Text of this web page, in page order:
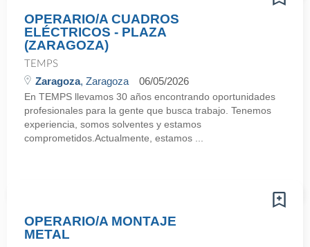
OPERARIO/A CUADROS
ELÉCTRICOS - PLAZA
(ZARAGOZA)
TEMPS
Zaragoza, Zaragoza 06/05/2026
En TEMPS llevamos 30 años encontrando oportunidades
profesionales para la gente que busca trabajo. Tenemos
experiencia, somos solventes y estamos
comprometidos.Actualmente, estamos ...
OPERARIO/A MONTAJE
METAL